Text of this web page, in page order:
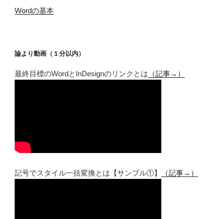
Wordの基本
論より動画（１分以内）
最終目標のWordとInDesignのリンクとは （記事→）
記号でスタイル一括変換とは【サンプル①】 （記事→）